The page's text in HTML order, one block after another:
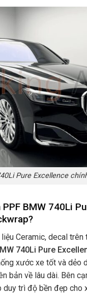
Pure Excellence
BMW 740Li
?
Ceramic, decal trên
740Li Pure
xước xe tốt và dẻo
bản về lâu dài. Bên
duy trì độ bền đẹp cho